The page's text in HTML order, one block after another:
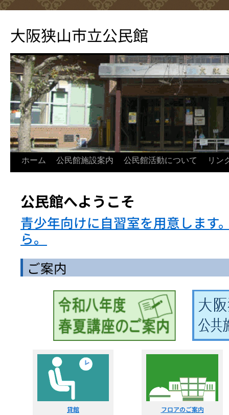
テ
ン
へ
ス
キ
ッ
プ
大阪狭山市立公民館
ホーム 公民館施設案内 公民館活動について リン
公民館へようこそ
青少年向けに自習室を用意します
ら。
ご案内
貸館 フロアのご案内